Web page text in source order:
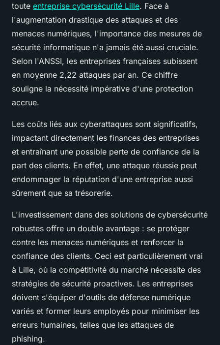
toute entreprise cybersécurité Lille. Face à
l'augmentation drastique des attaques et des
menaces numériques, l'importance des mesures de
sécurité informatique n'a jamais été aussi cruciale.
Selon l'ANSSI, les entreprises françaises subissent
en moyenne 2,22 attaques par an. Ce chiffre
souligne la nécessité impérative d'une protection
accrue.
Les coûts liés aux cyberattaques sont significatifs,
impactant directement les finances des entreprises
et entraînant une possible perte de confiance de la
part des clients. En effet, une attaque réussie peut
endommager la réputation d'une entreprise aussi
sûrement que sa trésorerie.
L'investissement dans des solutions de cybersécurité
robustes offre un double avantage : se protéger
contre les menaces numériques et renforcer la
confiance des clients. Ceci est particulièrement vrai
à Lille, où la compétitivité du marché nécessite des
stratégies de sécurité proactives. Les entreprises
doivent s'équiper d'outils de défense numérique
variés et former leurs employés pour minimiser les
erreurs humaines, telles que les attaques de
phishing.